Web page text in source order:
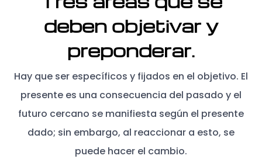
deben objetivar y
preponderar.
Hay que ser específicos y fijados en el objetivo. El
presente es una consecuencia del pasado y el
futuro cercano se manifiesta según el presente
dado; sin embargo, al reaccionar a esto, se
puede hacer el cambio.